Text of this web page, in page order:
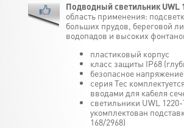
Подводный светильник UWL
область применения:
больших прудов, береговой
водопадов и высоких
пластиковый корпус
класс защиты IP68
безопасное
серия Tec
вводами для кабеля
светильники UWL
укомплектован
168/2968)